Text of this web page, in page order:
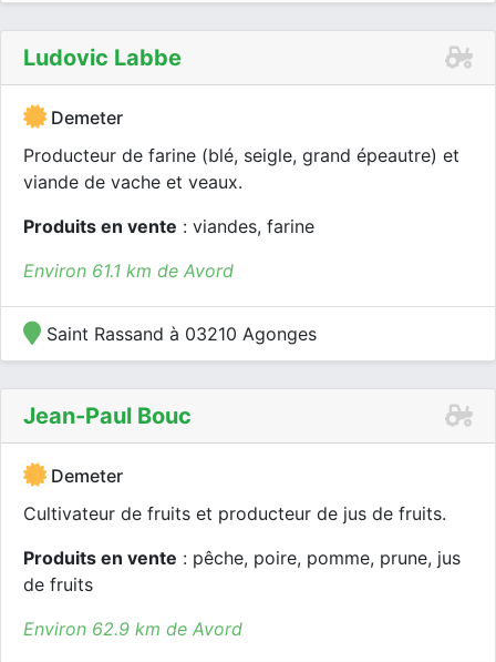
Ludovic Labbe
Demeter
Producteur de farine (blé, seigle, grand épeautre) et
viande de vache et veaux.
Produits en vente : viandes, farine
Environ 61.1 km de Avord
Saint Rassand à 03210 Agonges
Jean-Paul Bouc
Demeter
Cultivateur de fruits et producteur de jus de fruits.
Produits en vente : pêche, poire, pomme, prune, jus
de fruits
Environ 62.9 km de Avord